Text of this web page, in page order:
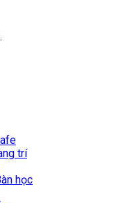
trí
học